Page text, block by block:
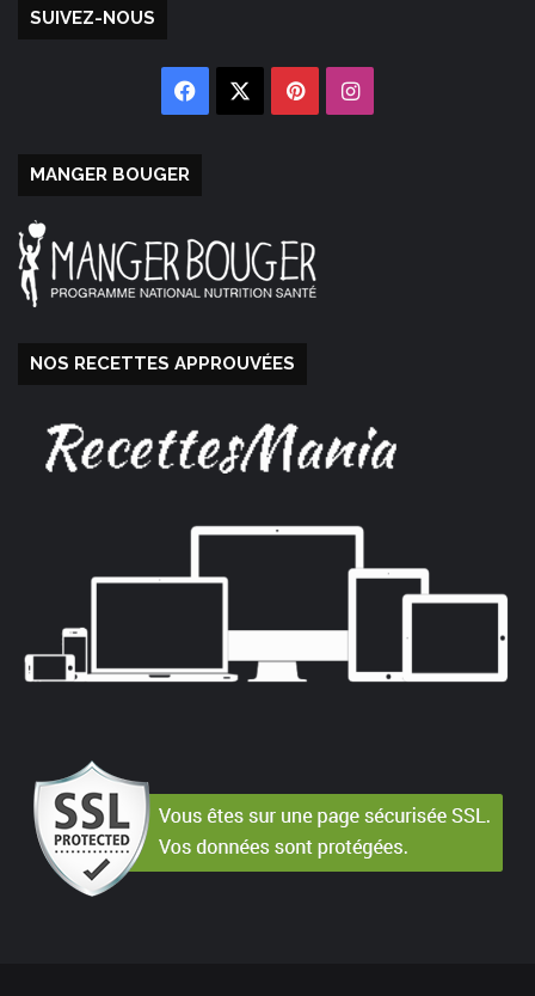
SUIVEZ-NOUS
Facebook PinterestInstagram
MANGER BOUGER
NOS RECETTES APPROUVÉES